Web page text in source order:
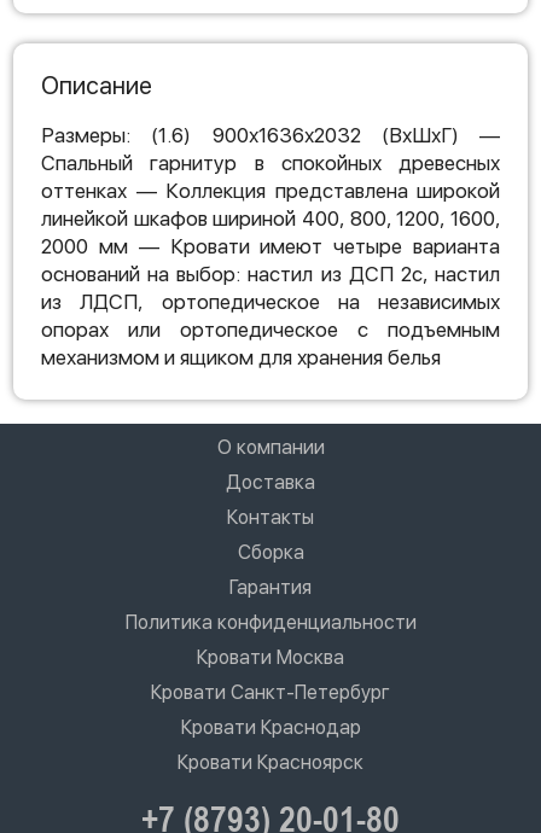
Описание
Размеры: (1.6) 900х1636х2032 (ВхШхГ) —
Спальный гарнитур в спокойных древесных
оттенках — Коллекция представлена широкой
линейкой шкафов шириной 400, 800, 1200, 1600,
2000 мм — Кровати имеют четыре варианта
оснований на выбор: настил из ДСП 2с, настил
из ЛДСП, ортопедическое на независимых
опорах или ортопедическое с подъемным
механизмом и ящиком для хранения белья
О компании
Доставка
Контакты
Сборка
Гарантия
Политика конфиденциальности
Кровати Москва
Кровати Санкт-Петербург
Кровати Краснодар
Кровати Красноярск
+7 (8793) 20-01-80